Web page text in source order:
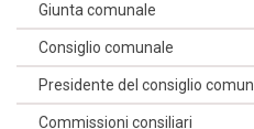
Giunta comunale
Consiglio comunale
Presidente del consiglio
Commissioni consiliari